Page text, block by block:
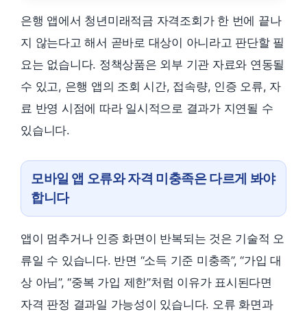
은행 앱에서 청년미래적금 자격조회가 한 번에 끝나
지 않는다고 해서 곧바로 대상이 아니라고 판단할 필
요는 없습니다. 정책상품은 외부 기관 자료와 연동될
수 있고, 은행 앱의 조회 시간, 접속량, 인증 오류, 자
료 반영 시점에 따라 일시적으로 결과가 지연될 수
있습니다.
모바일 앱 오류와 자격 미충족은 다르게 봐야
합니다
앱이 멈추거나 인증 화면이 반복되는 것은 기술적 오
류일 수 있습니다. 반면 “소득 기준 미충족”, “가입 대
상 아님”, “중복 가입 제한”처럼 이유가 표시된다면
자격 판정 결과일 가능성이 있습니다. 오류 화면과